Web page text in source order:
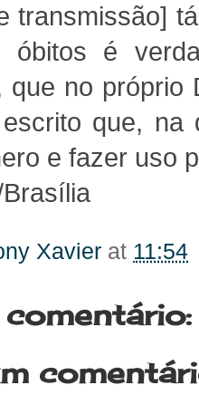
transmissão]
óbitos é
que no próprio
que, na
e fazer uso
Xavier at 11:54